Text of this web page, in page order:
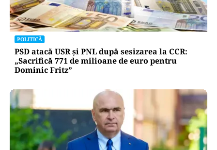
POLITICĂ
PSD atacă USR și PNL după sesizarea la CCR:
„Sacrifică 771 de milioane de euro pentru
Dominic Fritz”